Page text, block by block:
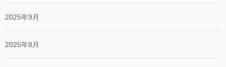
2025年9月
2025年8月